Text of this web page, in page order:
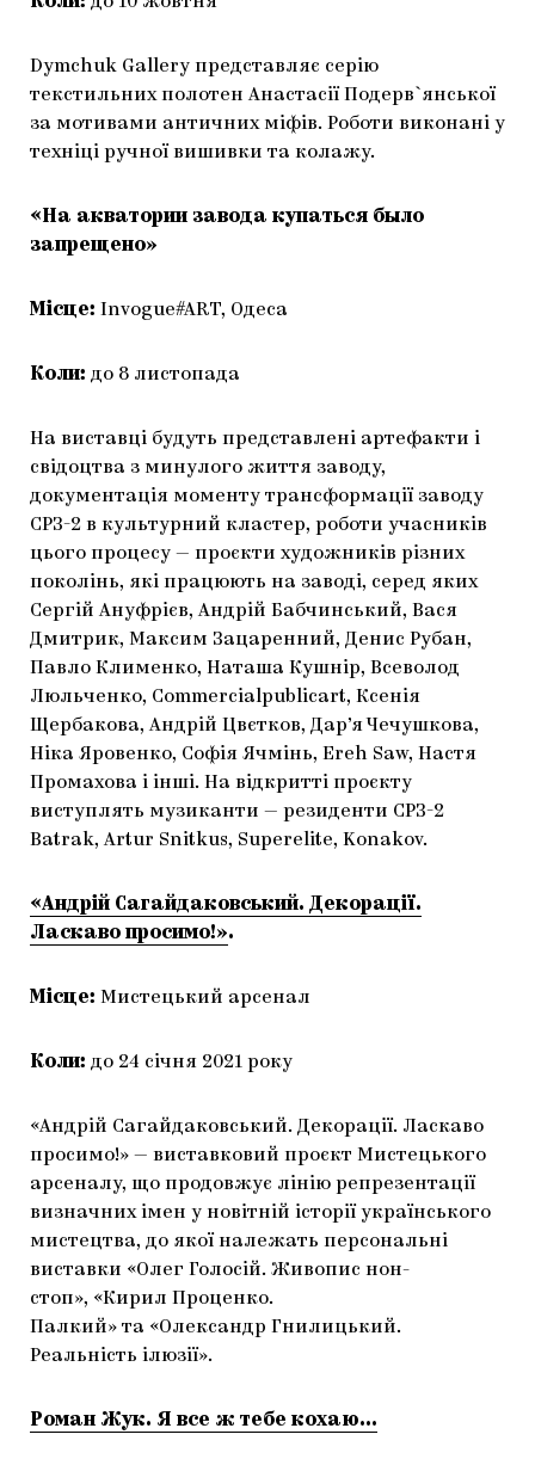
Dymchuk Gallery представляє серію
текстильних полотен Анастасії Подерв`янської
за мотивами античних міфів. Роботи виконані у
техніці ручної вишивки та колажу.
«На акватории завода купаться было
запрещено»
Місце: Invogue#ART, Одеса
Коли: до 8 листопада
На виставці будуть представлені артефакти і
свідоцтва з минулого життя заводу,
документація моменту трансформації заводу
СРЗ-2 в культурний кластер, роботи учасників
цього процесу — проєкти художників різних
поколінь, які працюють на заводі, серед яких
Сергій Ануфрієв, Андрій Бабчинський, Вася
Дмитрик, Максим Зацаренний, Денис Рубан,
Павло Клименко, Наташа Кушнір, Всеволод
Люльченко, Commercialpublicart, Ксенія
Щербакова, Андрій Цвєтков, Дар’я Чечушкова,
Ніка Яровенко, Софія Ячмінь, Ereh Saw, Настя
Промахова і інші. На відкритті проєкту
виступлять музиканти — резиденти СРЗ-2
Batrak, Artur Snitkus, Superelite, Konakov.
«Андрій Сагайдаковський. Декорації.
Ласкаво просимо!».
Місце: Мистецький арсенал
Коли: до 24 січня 2021 року
«Андрій Сагайдаковський. Декорації. Ласкаво
просимо!» — виставковий проєкт Мистецького
арсеналу, що продовжує лінію репрезентації
визначних імен у новітній історії українського
мистецтва, до якої належать персональні
виставки «Олег Голосій. Живопис нон-
стоп», «Кирил Проценко.
Палкий» та «Олександр Гнилицький.
Реальність ілюзії».
Роман Жук. Я все ж тебе кохаю…